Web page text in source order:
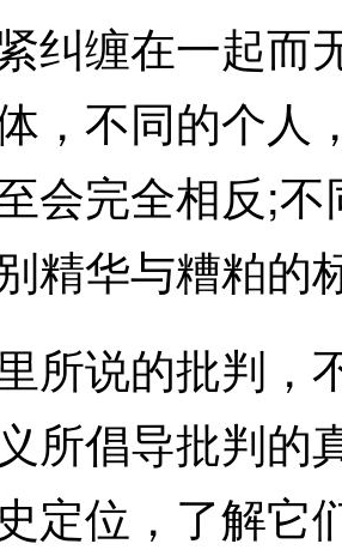
纠缠在一起而
，不同的个人
会完全相反;
精华与糟粕的
说的批判，
所倡导批判的
定位，了解它